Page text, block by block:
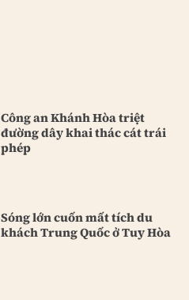
Công an Khánh Hòa triệt
đường dây khai thác cát trái
phép
Sóng lớn cuốn mất tích du
khách Trung Quốc ở Tuy Hòa